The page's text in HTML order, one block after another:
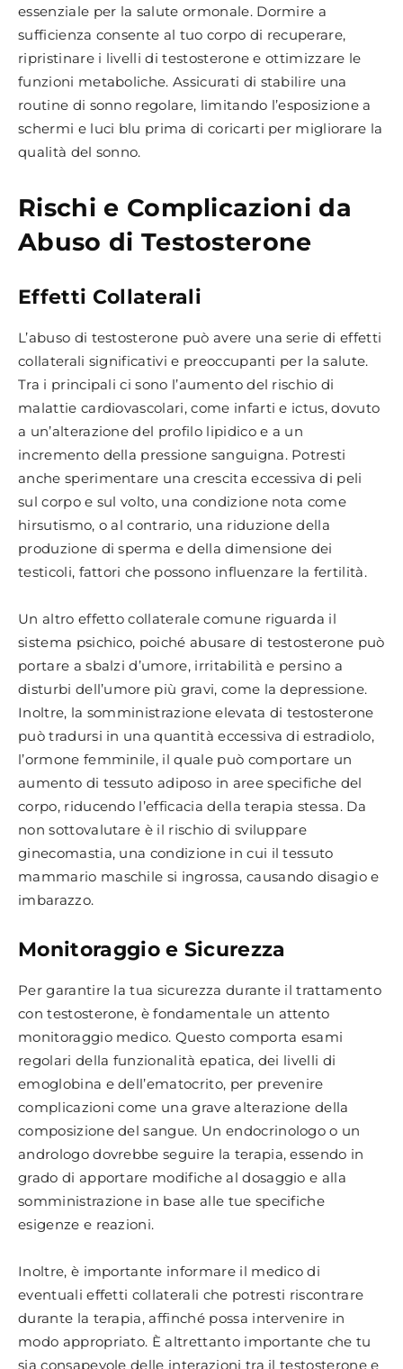
essenziale per la salute ormonale. Dormire a
sufficienza consente al tuo corpo di recuperare,
ripristinare i livelli di testosterone e ottimizzare le
funzioni metaboliche. Assicurati di stabilire una
routine di sonno regolare, limitando l’esposizione a
schermi e luci blu prima di coricarti per migliorare la
qualità del sonno.
Rischi e Complicazioni da
Abuso di Testosterone
Effetti Collaterali
L’abuso di testosterone può avere una serie di effetti
collaterali significativi e preoccupanti per la salute.
Tra i principali ci sono l’aumento del rischio di
malattie cardiovascolari, come infarti e ictus, dovuto
a un’alterazione del profilo lipidico e a un
incremento della pressione sanguigna. Potresti
anche sperimentare una crescita eccessiva di peli
sul corpo e sul volto, una condizione nota come
hirsutismo, o al contrario, una riduzione della
produzione di sperma e della dimensione dei
testicoli, fattori che possono influenzare la fertilità.
Un altro effetto collaterale comune riguarda il
sistema psichico, poiché abusare di testosterone può
portare a sbalzi d’umore, irritabilità e persino a
disturbi dell’umore più gravi, come la depressione.
Inoltre, la somministrazione elevata di testosterone
può tradursi in una quantità eccessiva di estradiolo,
l’ormone femminile, il quale può comportare un
aumento di tessuto adiposo in aree specifiche del
corpo, riducendo l’efficacia della terapia stessa. Da
non sottovalutare è il rischio di sviluppare
ginecomastia, una condizione in cui il tessuto
mammario maschile si ingrossa, causando disagio e
imbarazzo.
Monitoraggio e Sicurezza
Per garantire la tua sicurezza durante il trattamento
con testosterone, è fondamentale un attento
monitoraggio medico. Questo comporta esami
regolari della funzionalità epatica, dei livelli di
emoglobina e dell’ematocrito, per prevenire
complicazioni come una grave alterazione della
composizione del sangue. Un endocrinologo o un
andrologo dovrebbe seguire la terapia, essendo in
grado di apportare modifiche al dosaggio e alla
somministrazione in base alle tue specifiche
esigenze e reazioni.
Inoltre, è importante informare il medico di
eventuali effetti collaterali che potresti riscontrare
durante la terapia, affinché possa intervenire in
modo appropriato. È altrettanto importante che tu
sia consapevole delle interazioni tra il testosterone e